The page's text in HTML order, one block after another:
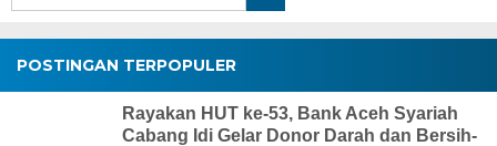
POSTINGAN TERPOPULER
Rayakan HUT ke-53, Bank Aceh Syariah
Cabang Idi Gelar Donor Darah dan Bersih-